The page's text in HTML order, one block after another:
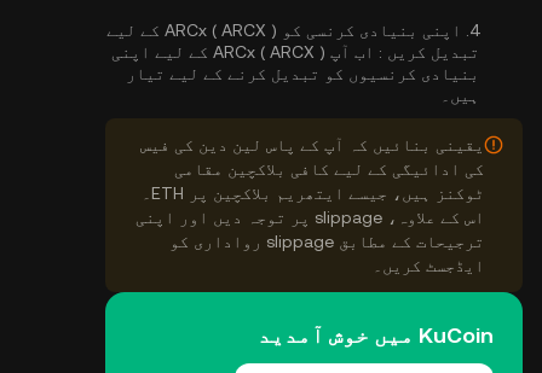
4.
اپنی بنیادی کرنسی کو ARCx ( ARCX ) کے لیے
تبدیل کریں :
اب آپ ARCx ( ARCX ) کے لیے اپنی
بنیادی کرنسیوں کو تبدیل کرنے کے لیے تیار
ہیں۔
یقینی بنائیں کہ آپ کے پاس لین دین کی فیس
کی ادائیگی کے لیے کافی بلاکچین مقامی
اس کے علاوہ، slippage پر توجہ دیں اور اپنی
ترجیحات کے مطابق slippage رواداری کو
ایڈجسٹ کریں۔
KuCoin میں خوش آمدید